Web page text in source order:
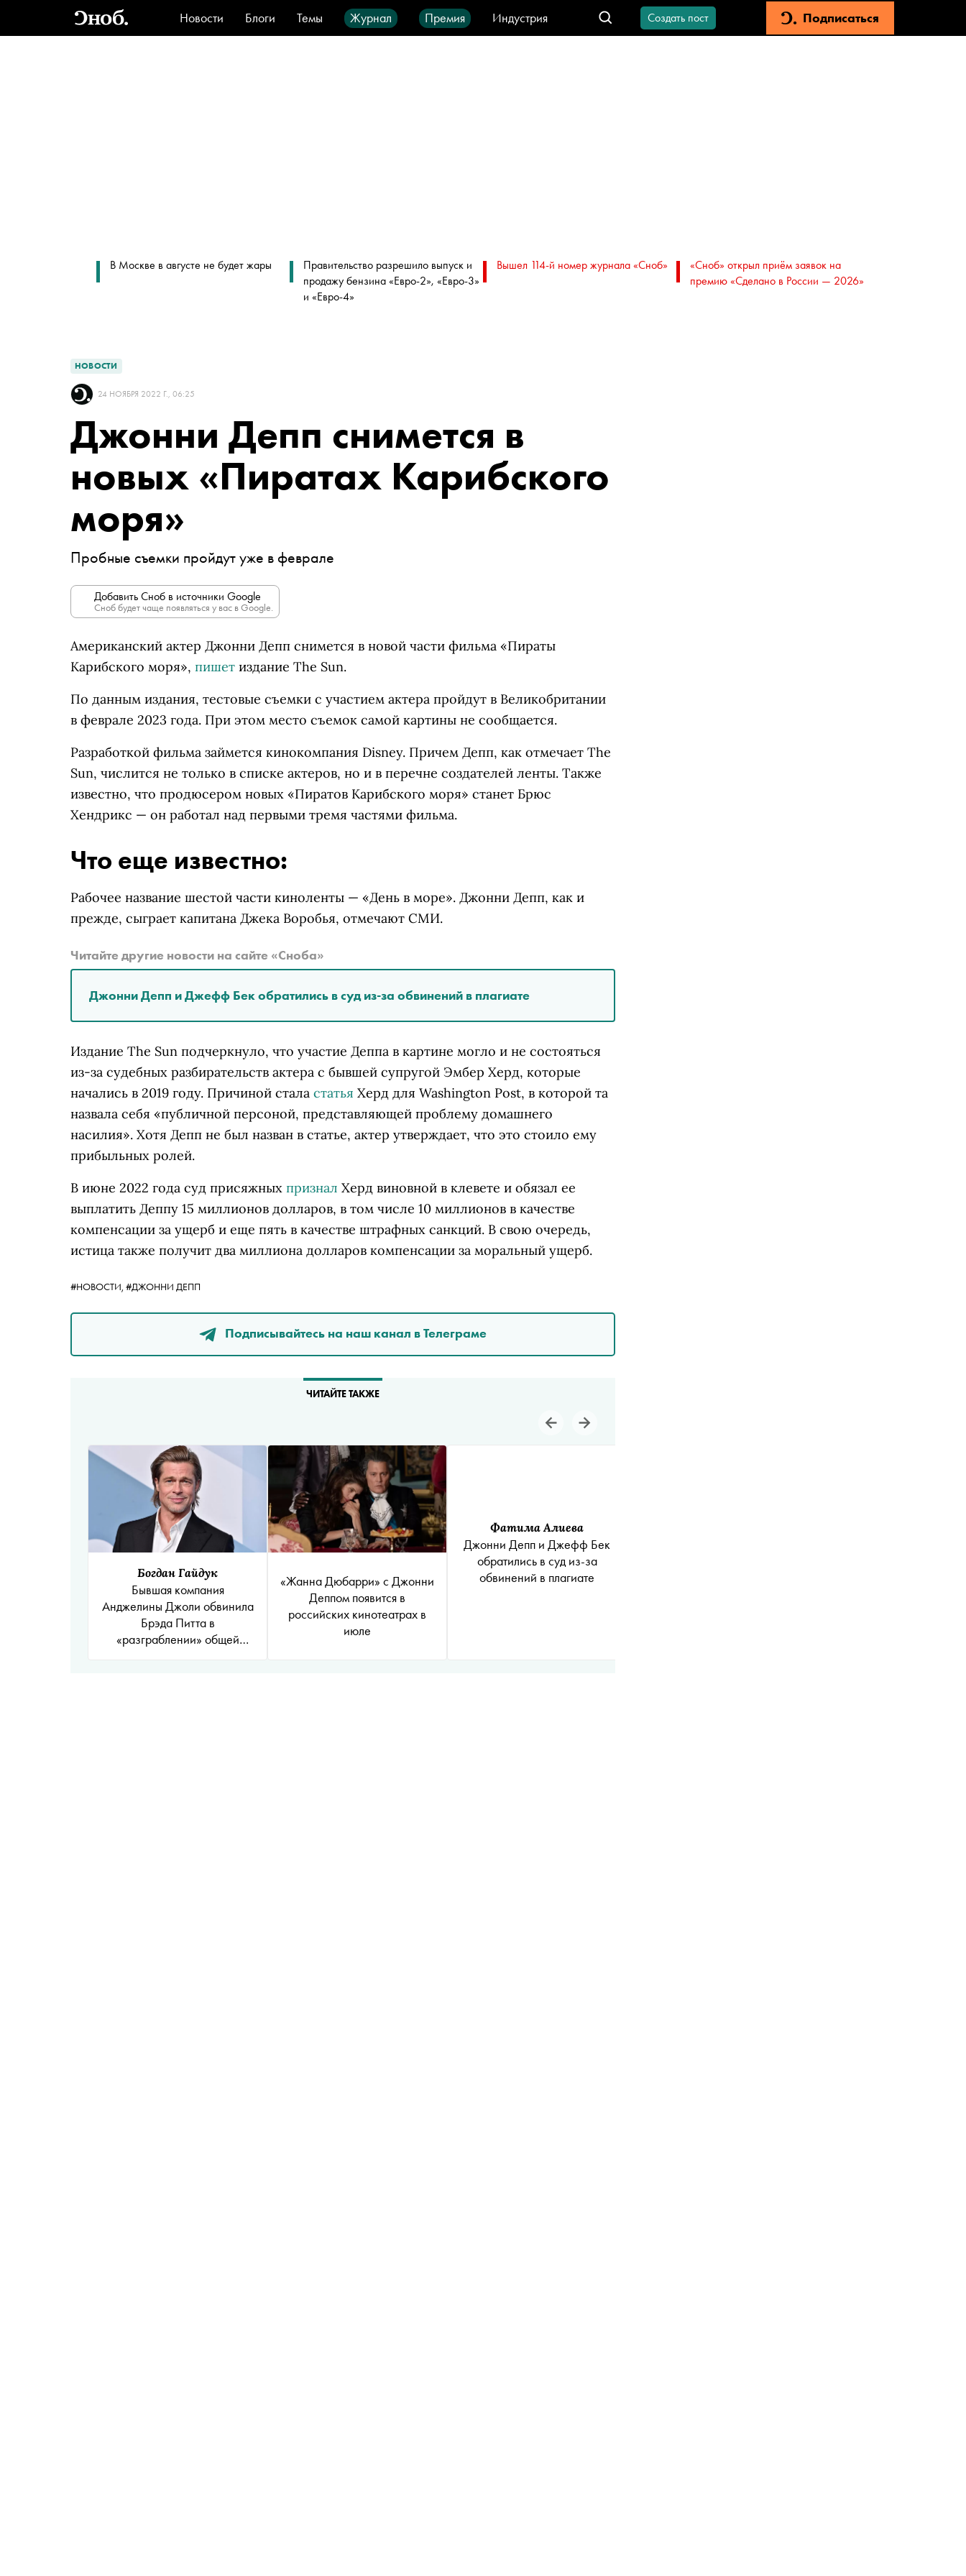
Новости Блоги Темы Журнал Премия
Индустрия
Стиль
Видео Город IT-продукты
Создать пост Подписаться
В Москве в августе не будет жары
Правительство разрешило выпуск и
продажу бензина «Евро-2», «Евро-3»
и «Евро-4»
Вышел 114-й номер журнала «Сноб»
«Сноб» открыл приём заявок на
премию «Сделано в России — 2026»
НОВОСТИ
24 НОЯБРЯ 2022 Г., 06:25
Джонни Депп снимется в
новых «Пиратах Карибского
моря»
Пробные съемки пройдут уже в феврале
Добавить Сноб в источники Google
Сноб будет чаще появляться у вас в Google.
Американский актер Джонни Депп снимется в новой части фильма «Пираты
Карибского моря», пишет издание The Sun.
По данным издания, тестовые съемки с участием актера пройдут в Великобритании
в феврале 2023 года. При этом место съемок самой картины не сообщается.
Разработкой фильма займется кинокомпания Disney. Причем Депп, как отмечает The
Sun, числится не только в списке актеров, но и в перечне создателей ленты. Также
известно, что продюсером новых «Пиратов Карибского моря» станет Брюс
Хендрикс — он работал над первыми тремя частями фильма.
Что еще известно:
Рабочее название шестой части киноленты — «День в море». Джонни Депп, как и
прежде, сыграет капитана Джека Воробья, отмечают СМИ.
Читайте другие новости на сайте «Сноба»
Джонни Депп и Джефф Бек обратились в суд из-за обвинений в плагиате
Издание The Sun подчеркнуло, что участие Деппа в картине могло и не состояться
из-за судебных разбирательств актера с бывшей супругой Эмбер Херд, которые
начались в 2019 году. Причиной стала статья Херд для Washington Post, в которой та
назвала себя «публичной персоной, представляющей проблему домашнего
насилия». Хотя Депп не был назван в статье, актер утверждает, что это стоило ему
прибыльных ролей.
В июне 2022 года суд присяжных признал Херд виновной в клевете и обязал ее
выплатить Деппу 15 миллионов долларов, в том числе 10 миллионов в качестве
компенсации за ущерб и еще пять в качестве штрафных санкций. В свою очередь,
истица также получит два миллиона долларов компенсации за моральный ущерб.
#НОВОСТИ, #ДЖОННИ ДЕПП
Подписывайтесь на наш канал в Телеграме
ЧИТАЙТЕ ТАКЖЕ
Богдан Гайдук
Бывшая компания
Анджелины Джоли обвинила
Брэда Питта в
«разграблении» общей
«Жанна Дюбарри» с Джонни
Деппом появится в
российских кинотеатрах в
июле
Фатима Алиева
Джонни Депп и Джефф Бек
обратились в суд из-за
обвинений в плагиате